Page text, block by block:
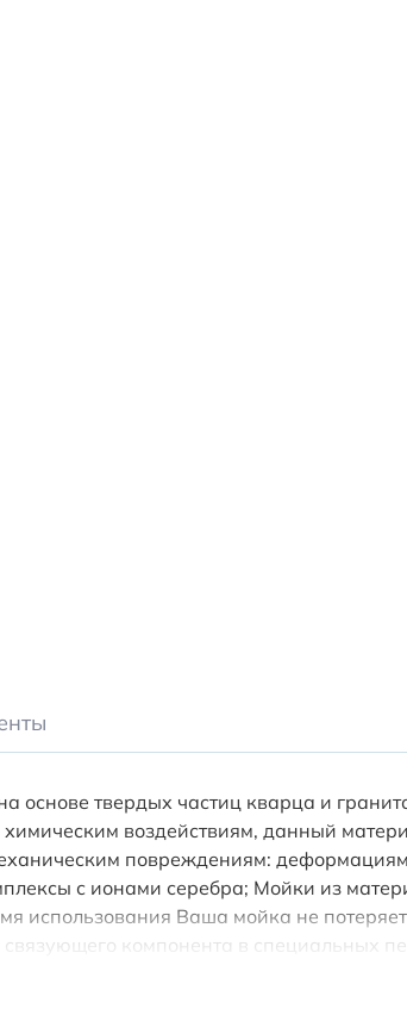
основе твердых частиц кварца и
воздействиям, данный
повреждениям:
с ионами серебра; Мойки из
использования Ваша мойка не
компонента в специальных
донный клапан